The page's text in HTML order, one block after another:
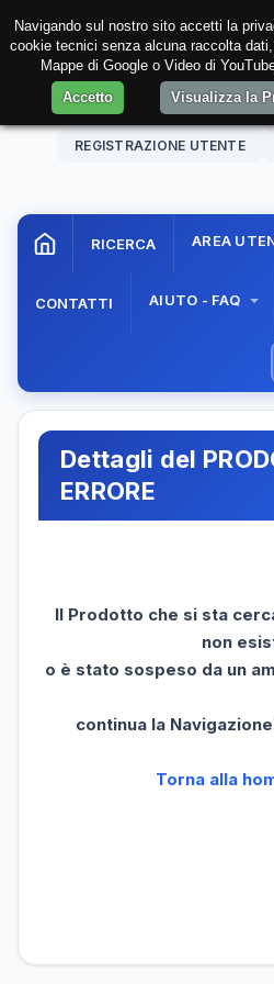
07 Aug. 202622:56:50
REGISTRAZIONE UTENTE
RICERCA AREA
CONTATTI AIUTO - FAQ
Dettagli del
ERRORE
Il Prodotto che si sta
non
o è stato sospeso da un
continua la
Torna alla
Navigando sul nostro sito accetti la
cookie tecnici senza alcuna raccolta
Mappe di Google o Video di
Accetto
Visualizza la